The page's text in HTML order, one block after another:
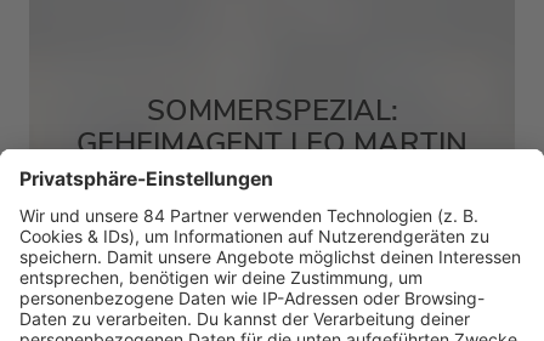
SOMMERSPEZIAL:
GEHEIMAGENT LEO MARTIN
MEHR LESEN